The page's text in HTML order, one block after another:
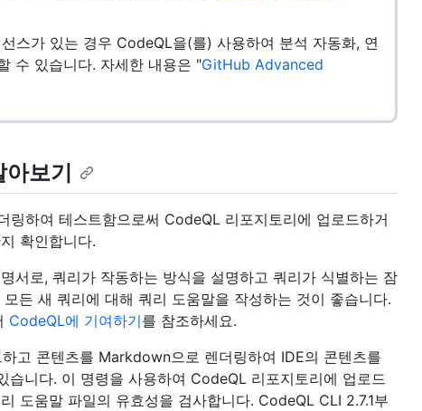
스가 있는 경우 CodeQL을(를) 사용하여 분석 자동화, 연
수 있습니다. 자세한 내용은 "GitHub Advanced
보기
하여 테스트함으로써 CodeQL 리포지토리에 업로드하거
확인합니다.
서로, 쿼리가 작동하는 방식을 설명하고 쿼리가 식별하는 잠
든 새 쿼리에 대해 쿼리 도움말을 작성하는 것이 좋습니다.
CodeQL에 기여하기를 참조하세요.
고 콘텐츠를 Markdown으로 렌더링하여 IDE의 콘텐츠를
습니다. 이 명령을 사용하여 CodeQL 리포지토리에 업로드
도움말 파일의 유효성을 검사합니다. CodeQL CLI 2.7.1부